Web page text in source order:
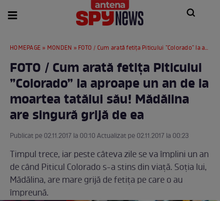
HOMEPAGE » MONDEN » FOTO / Cum arată fetița Piticului ”Colorado” la aproape un an de la moartea tatălui său! Mădălina are singură grijă de ea
FOTO / Cum arată fetița Piticului
”Colorado” la aproape un an de la
moartea tatălui său! Mădălina
are singură grijă de ea
Publicat pe 02.11.2017 la 00:10 Actualizat pe 02.11.2017 la 00:23
Timpul trece, iar peste câteva zile se va împlini un an
de când Piticul Colorado s-a stins din viață. Soția lui,
Mădălina, are mare grijă de fetița pe care o au
împreună.